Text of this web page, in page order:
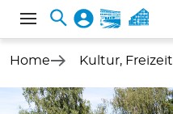
Home Kultur, Freizeit